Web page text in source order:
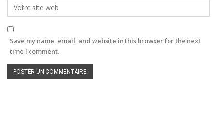
Save my name, email, and website in this browser for the next
time I comment.